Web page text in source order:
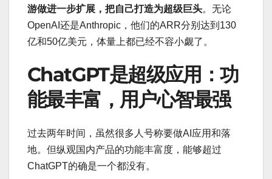
游做进一步扩展，把自己打造为超级巨头。无论
OpenAI还是Anthropic，他们的ARR分别达到130
亿和50亿美元，体量上都已经不容小觑了。
ChatGPT是超级应用：功
能最丰富，用户心智最强
过去两年时间，虽然很多人号称要做AI应用和落
地。但纵观国内产品的功能丰富度，能够超过
ChatGPT的确是一个都没有。